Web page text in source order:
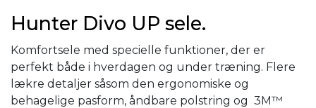
Hunter Divo UP sele.
Komfortsele med specielle funktioner, der er
perfekt både i hverdagen og under træning. Flere
lækre detaljer såsom den ergonomiske og
behagelige pasform, åndbare polstring og 3M™